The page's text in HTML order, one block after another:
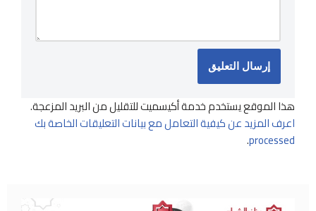
هذا الموقع يستخدم خدمة أكيسميت للتقليل من البريد المزعجة.
اعرف المزيد عن كيفية التعامل مع بيانات التعليقات الخاصة بك
processed
.